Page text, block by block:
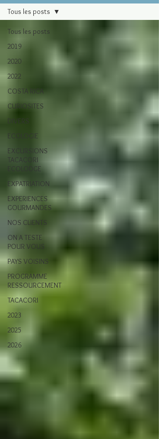
Tous les posts
2019
2020
2022
COSTA RICA
CURIOSITES
DIVERS
ECOLOGIE
EXCURSIONS
TACACORI
ECOLODGE
EXPATRIATION
EXPERIENCES
GOURMANDES
NOS CLIENTS
ON A TESTE
POUR VOUS
PAYS VOISINS
PROGRAMME
RESSOURCEMENT
TACACORI
2023
2025
2026
Tous les posts